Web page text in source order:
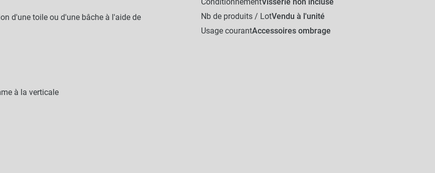
d'une toile ou d'une bâche à l'aide de
à la verticale
ConditionnementVisserie non incluse
Nb de produits / LotVendu à l'unité
Usage courantAccessoires ombrage